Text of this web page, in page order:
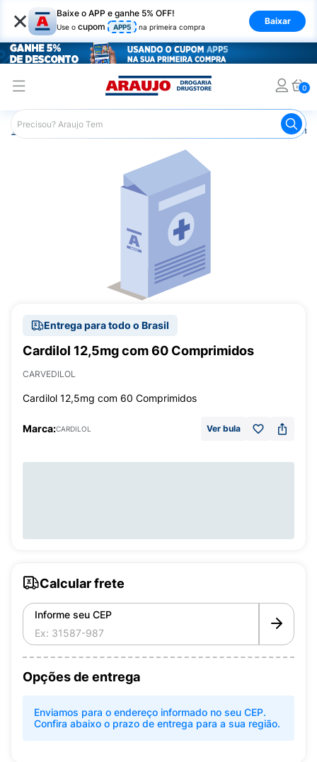
× Baixe o APP e ganhe 5% OFF!
Use o cupom APP5 na primeira compra
Baixar
0
Araujo Medicamentos
Entrega para todo o Brasil
Cardilol 12,5mg com 60 Comprimidos
CARVEDILOL
Cardilol 12,5mg com 60 Comprimidos
Marca:CARDILOL Ver bula
Calcular frete
Informe seu CEP
Opções de entrega
Enviamos para o endereço informado no seu CEP.
Confira abaixo o prazo de entrega para a sua região.